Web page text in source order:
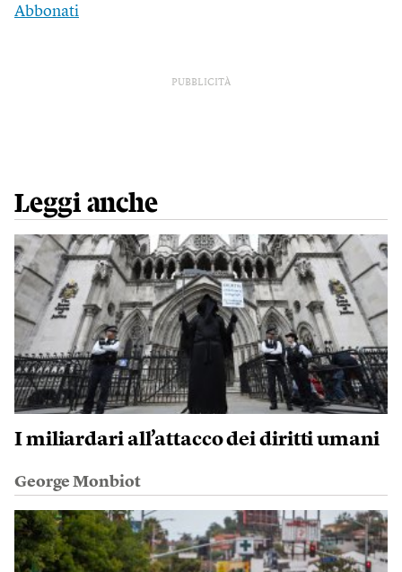
Abbonati
PUBBLICITÀ
Leggi anche
I miliardari all’attacco dei diritti umani
George Monbiot